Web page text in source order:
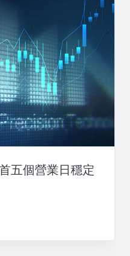
五個營業日穩定